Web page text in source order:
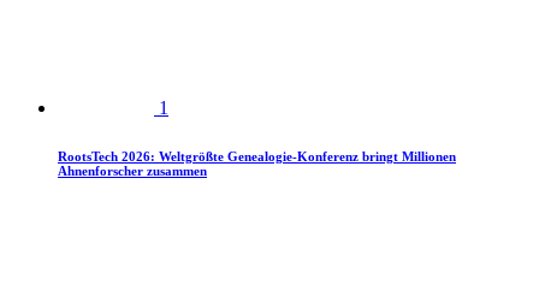
1
RootsTech 2026: Weltgrößte Genealogie-Konferenz bringt Millionen
Ahnenforscher zusammen